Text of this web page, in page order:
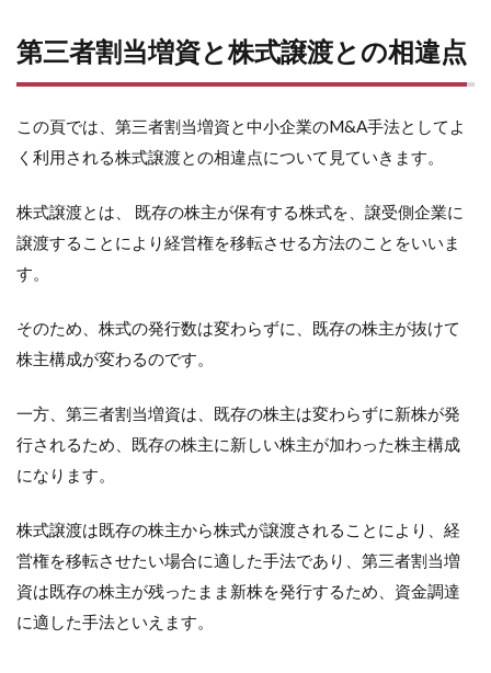
第三者割当増資と株式譲渡との相違点
この頁では、第三者割当増資と中小企業のM&A手法としてよ
く利用される株式譲渡との相違点について見ていきます。
株式譲渡とは、 既存の株主が保有する株式を、譲受側企業に
譲渡することにより経営権を移転させる方法のことをいいま
す。
そのため、株式の発行数は変わらずに、既存の株主が抜けて
株主構成が変わるのです。
一方、第三者割当増資は、既存の株主は変わらずに新株が発
行されるため、既存の株主に新しい株主が加わった株主構成
になります。
株式譲渡は既存の株主から株式が譲渡されることにより、経
営権を移転させたい場合に適した手法であり、第三者割当増
資は既存の株主が残ったまま新株を発行するため、資金調達
に適した手法といえます。